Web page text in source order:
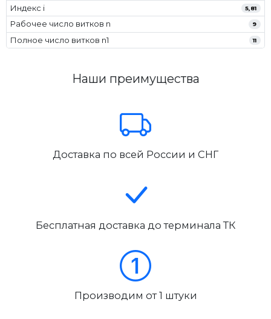
Индекс i 5,81
Рабочее число витков n 9
Полное число витков n1 11
Наши преимущества
Доставка по всей России и СНГ
Бесплатная доставка до терминала ТК
Производим от 1 штуки